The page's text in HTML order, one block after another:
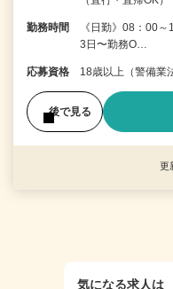
勤務時間
《日勤》08：00
3日〜勤務O…
応募資格 18歳以上（警備業
後で見る
更
気になる求人は